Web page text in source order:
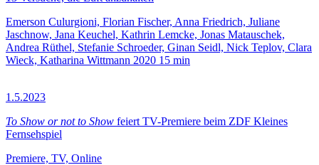
Emerson Culurgioni, Florian Fischer, Anna Friedrich, Juliane
Jaschnow, Jana Keuchel, Kathrin Lemcke, Jonas Matauschek,
Andrea Rüthel, Stefanie Schroeder, Ginan Seidl, Nick Teplov, Clara
Wieck, Katharina Wittmann 2020 15 min
1.5.2023
To Show or not to Show feiert TV-Premiere beim ZDF Kleines
Fernsehspiel
Premiere, TV, Online